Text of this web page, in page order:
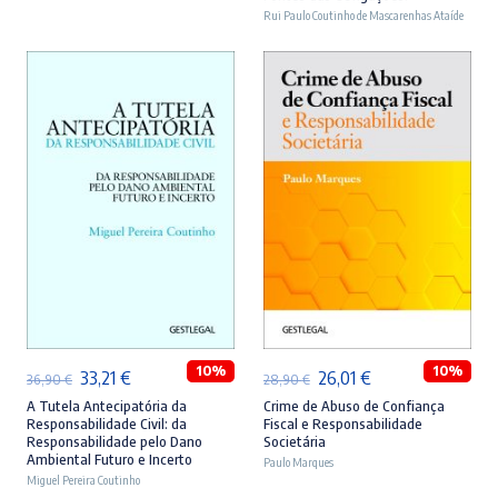
Rui Paulo Coutinho de Mascarenhas Ataíde
36,90€ O
preço
original
era:
33,21 €O
preço
atual
é:
10%
A Tutela Antecipatória da
Responsabilidade Civil: da
Responsabilidade pelo Dano
Ambiental Futuro e Incerto
Miguel Pereira Coutinho
ADICIONAR
28,90€ O
preço
original
era:
26,01 €O
preço
atual
10%
Crime de Abuso de Confiança
Fiscal e Responsabilidade
Societária
Paulo Marques